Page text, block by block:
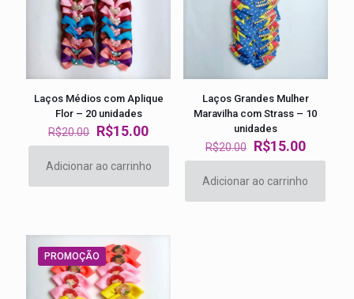
Laços Médios com Aplique
Flor – 20 unidades
R$20.00 O
preço
original
era:
R$20.00.
R$15.00O
preço
atual
é:
R$15.00.
Adicionar ao carrinho
Laços Grandes Mulher
Maravilha com Strass – 10
unidades
R$20.00 O
preço
original
era:
R$20.00.
R$15.00O
preço
atual
é:
Adicionar ao carrinho
PROMOÇÃO